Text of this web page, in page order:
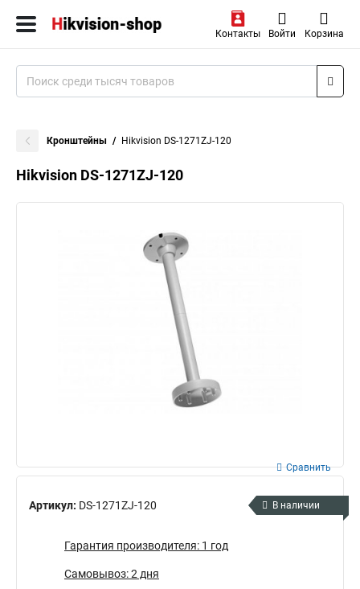
Контакты Войти Корзина
Кронштейны Hikvision DS-1271ZJ-120
Hikvision DS-1271ZJ-120
Артикул: DS-1271ZJ-120
Сравнить
В наличии
Гарантия производителя: 1 год
Самовывоз: 2 дня